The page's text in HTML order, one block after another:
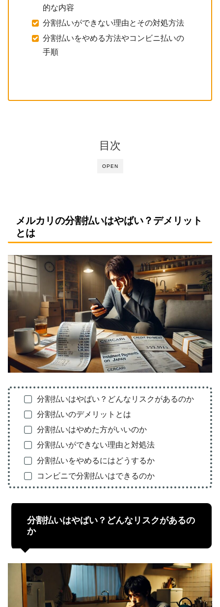
的な内容
分割払いができない理由とその対処方法
分割払いをやめる方法やコンビニ払いの
手順
OPEN
目次
メルカリの分割払いはやばい？デメリット
とは
分割払いはやばい？どんなリスクがあるのか
分割払いのデメリットとは
分割払いはやめた方がいいのか
分割払いができない理由と対処法
分割払いをやめるにはどうするか
コンビニで分割払いはできるのか
分割払いはやばい？どんなリスクがあるの
か